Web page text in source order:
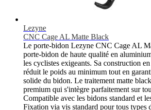
Lezyne
CNC Cage AL Matte Black
Le porte-bidon Lezyne CNC Cage AL
porte-bidon de haute qualité en
les cyclistes exigeants. Sa construction
réduit le poids au minimum tout en
solide du bidon. Le traitement matte
premium qui s'intègre parfaitement sur
Compatible avec les bidons standard et
Fixation via vis standard pour tous types